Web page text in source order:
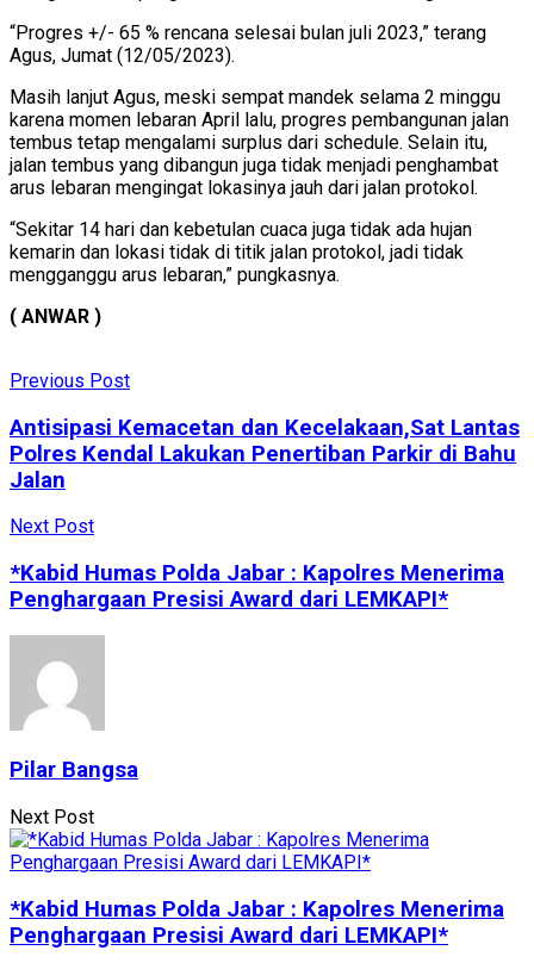
“Progres +/- 65 % rencana selesai bulan juli 2023,” terang
Agus, Jumat (12/05/2023).
Masih lanjut Agus, meski sempat mandek selama 2 minggu
karena momen lebaran April lalu, progres pembangunan jalan
tembus tetap mengalami surplus dari schedule. Selain itu,
jalan tembus yang dibangun juga tidak menjadi penghambat
arus lebaran mengingat lokasinya jauh dari jalan protokol.
“Sekitar 14 hari dan kebetulan cuaca juga tidak ada hujan
kemarin dan lokasi tidak di titik jalan protokol, jadi tidak
mengganggu arus lebaran,” pungkasnya.
( ANWAR )
Previous Post
Antisipasi Kemacetan dan Kecelakaan,Sat Lantas
Polres Kendal Lakukan Penertiban Parkir di Bahu
Jalan
Next Post
*Kabid Humas Polda Jabar : Kapolres Menerima
Penghargaan Presisi Award dari LEMKAPI*
Pilar Bangsa
Next Post
*Kabid Humas Polda Jabar : Kapolres Menerima
Penghargaan Presisi Award dari LEMKAPI*